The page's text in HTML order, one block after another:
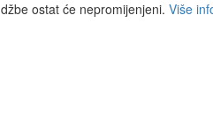
ostat će nepromijenjeni. Više